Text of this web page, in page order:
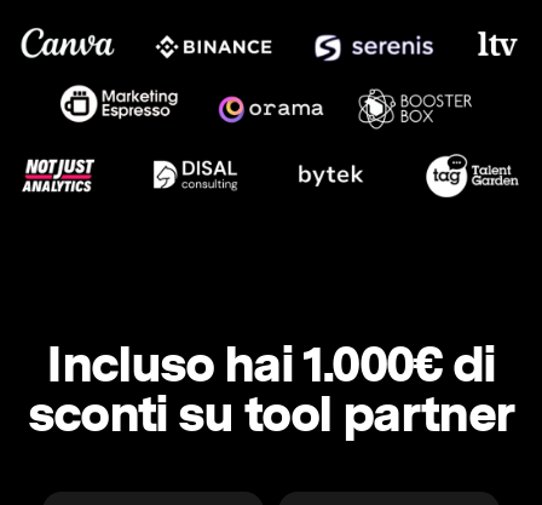
Incluso hai 1.000€ di
sconti su tool partner